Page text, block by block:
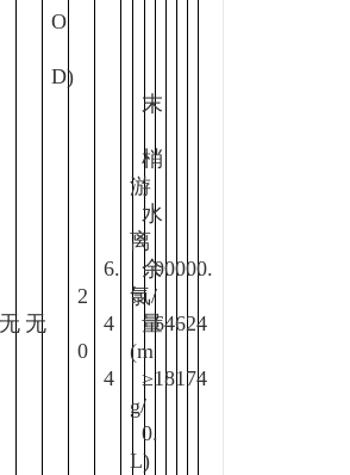
无 无
O
D)
2
0
6.
4
4
游
离
氯/
(m
g/
L)
末
梢
水
余
量
≥
0.
0.
6
1
0.
4
8
0.
6
1
0.
2
7
0.
4
4